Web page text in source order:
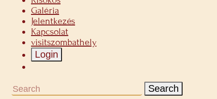
Galéria
Jelentkezés
Kapcsolat
visitszombathely
Login
Search